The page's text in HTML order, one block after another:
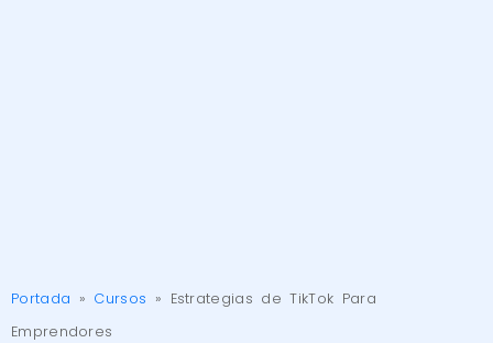
Portada » Cursos » Estrategias de TikTok Para
Emprendores